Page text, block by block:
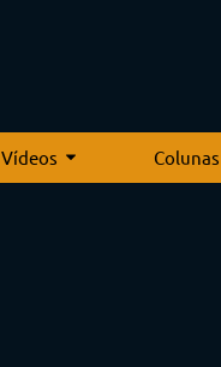
Vídeos Colunas